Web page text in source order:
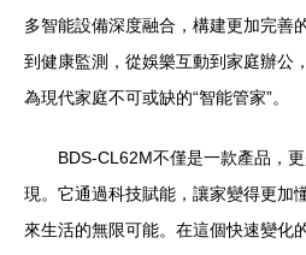
多智能設備深度融合，構建更加完善
到健康監測，從娛樂互動到家庭辦公
為現代家庭不可或缺的“智能管家”。
BDS-CL62M不僅是一款產品，
現。它通過科技賦能，讓家變得更加
來生活的無限可能。在這個快速變化